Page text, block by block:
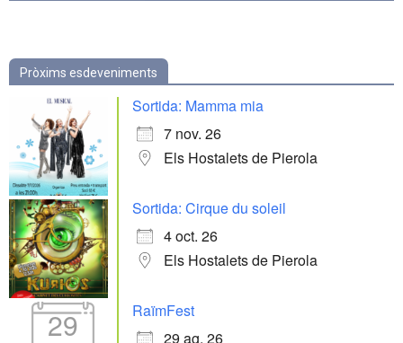
Pròxims esdeveniments
Sortida: Mamma mia
7 nov. 26
Els Hostalets de Pierola
Sortida: Cirque du soleil
4 oct. 26
Els Hostalets de Pierola
29
RaïmFest
29 ag. 26